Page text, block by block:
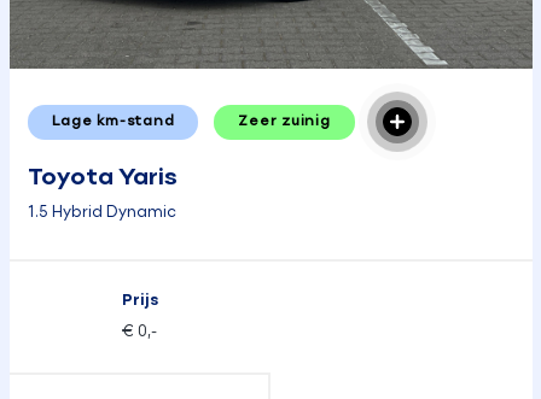
Lage km-stand Zeer zuinig
Toyota Yaris
1.5 Hybrid Dynamic
Prijs
€ 0,-